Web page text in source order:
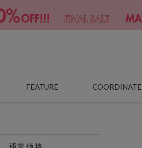
FEATURE COORDINATE